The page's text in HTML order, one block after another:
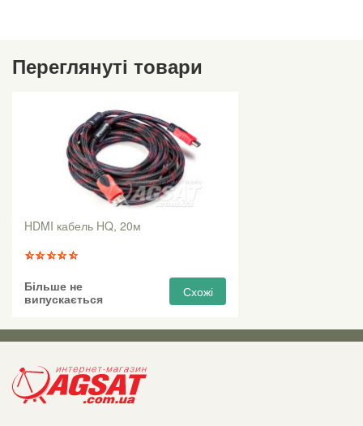
Переглянуті товари
HDMI кабель HQ, 20м
Більше не
випускається
Схожі